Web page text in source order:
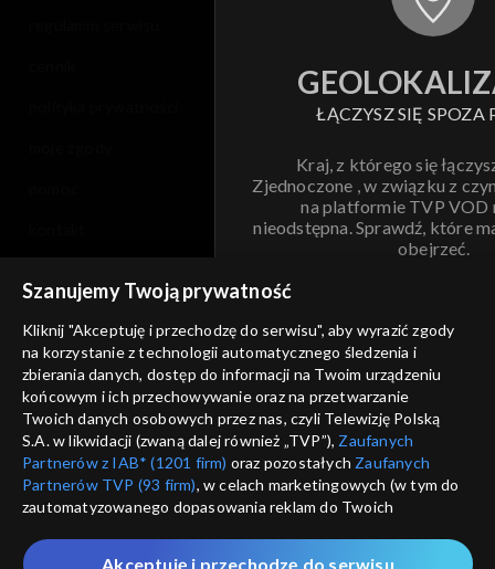
ŁĄCZYSZ SIĘ SPOZA
Kraj, z którego się
Zjednoczone , w związku z
na platformie TVP VOD
nieodstępna. Sprawdź, które
obejrzeć.
ANULUJ
informacje o dostawcy usług
Szanujemy Twoją prywatność
Kliknij "Akceptuję i przechodzę do serwisu", aby wyrazić zgody
na korzystanie z technologii automatycznego śledzenia i
zbierania danych, dostęp do informacji na Twoim urządzeniu
końcowym i ich przechowywanie oraz na przetwarzanie
Twoich danych osobowych przez nas, czyli Telewizję Polską
S.A. w likwidacji (zwaną dalej również „TVP”), Zaufanych
Partnerów z IAB* (1201 firm) oraz pozostałych Zaufanych
Partnerów TVP (93 firm), w celach marketingowych (w tym do
zautomatyzowanego dopasowania reklam do Twoich
które wskazujemy poniżej, a także zgody na udostępnianie
Akceptuję i przechodzę do serwisu